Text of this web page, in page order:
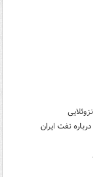
نفت ایران